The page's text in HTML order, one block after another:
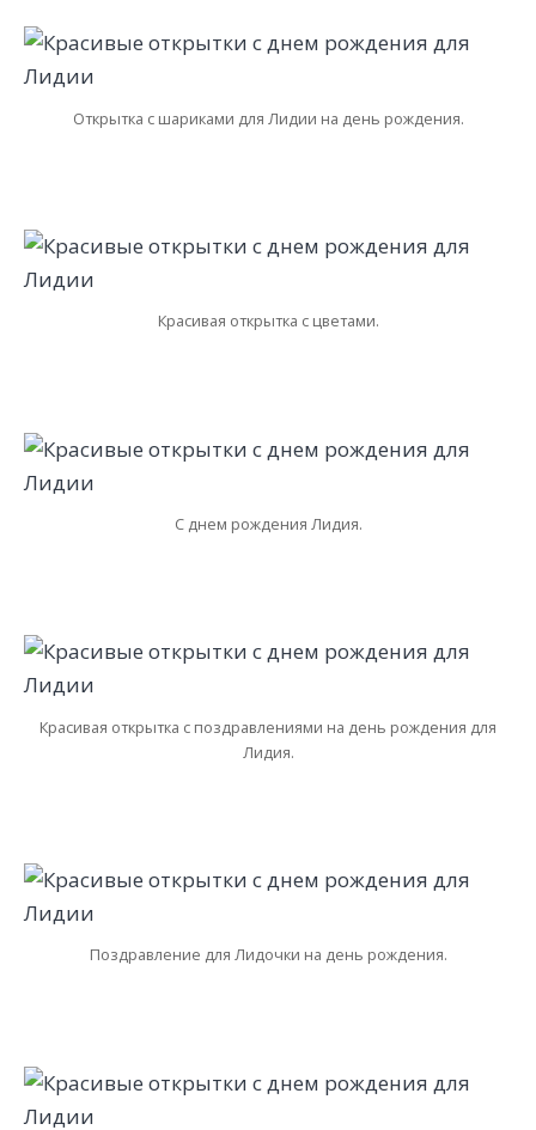
Открытка с шариками для Лидии на день рождения.
Красивая открытка с цветами.
С днем рождения Лидия.
Красивая открытка с поздравлениями на день рождения для
Лидия.
Поздравление для Лидочки на день рождения.